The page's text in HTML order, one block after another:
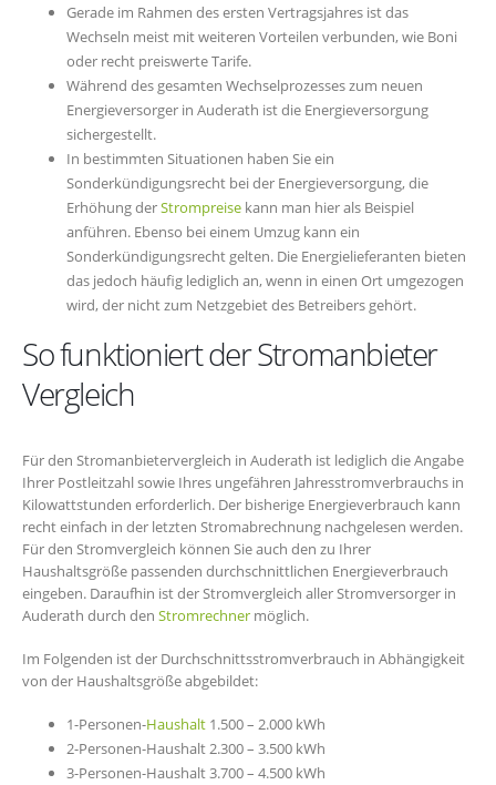
Gerade im Rahmen des ersten Vertragsjahres ist das
Wechseln meist mit weiteren Vorteilen verbunden, wie Boni
oder recht preiswerte Tarife.
Während des gesamten Wechselprozesses zum neuen
Energieversorger in Auderath ist die Energieversorgung
sichergestellt.
In bestimmten Situationen haben Sie ein
Sonderkündigungsrecht bei der Energieversorgung, die
Erhöhung derStrompreise kann man hier als Beispiel
anführen. Ebenso bei einem Umzug kann ein
Sonderkündigungsrecht gelten. Die Energielieferanten bieten
das jedoch häufig lediglich an, wenn in einen Ort umgezogen
wird, der nicht zum Netzgebiet des Betreibers gehört.
So funktioniert der Stromanbieter
Vergleich
Für den Stromanbietervergleich in Auderath ist lediglich die Angabe
Ihrer Postleitzahl sowie Ihres ungefähren Jahresstromverbrauchs in
Kilowattstunden erforderlich. Der bisherige Energieverbrauch kann
recht einfach in der letzten Stromabrechnung nachgelesen werden.
Für den Stromvergleich können Sie auch den zu Ihrer
Haushaltsgröße passenden durchschnittlichen Energieverbrauch
eingeben. Daraufhin ist der Stromvergleich aller Stromversorger in
Auderath durch den Stromrechner möglich.
Im Folgenden ist der Durchschnittsstromverbrauch in Abhängigkeit
von der Haushaltsgröße abgebildet:
1-Personen-Haushalt 1.500 – 2.000 kWh
2-Personen-Haushalt 2.300 – 3.500 kWh
3-Personen-Haushalt 3.700 – 4.500 kWh